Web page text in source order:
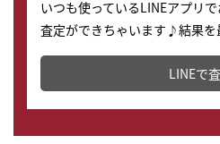
いつも使っているLINEアプリ
査定ができちゃいます♪結果を
どこからでもすぐに査定金額
LINEで